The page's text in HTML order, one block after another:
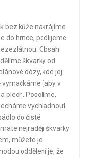
bez kůže nakrájíme
do hrnce, podlijeme
Obsah
škvarky od
dózy, kde jej
vymačkáme (aby v
plech. Posolíme,
vychladnout.
do čisté
nejraději škvarky
můžete je
oddělení je, že